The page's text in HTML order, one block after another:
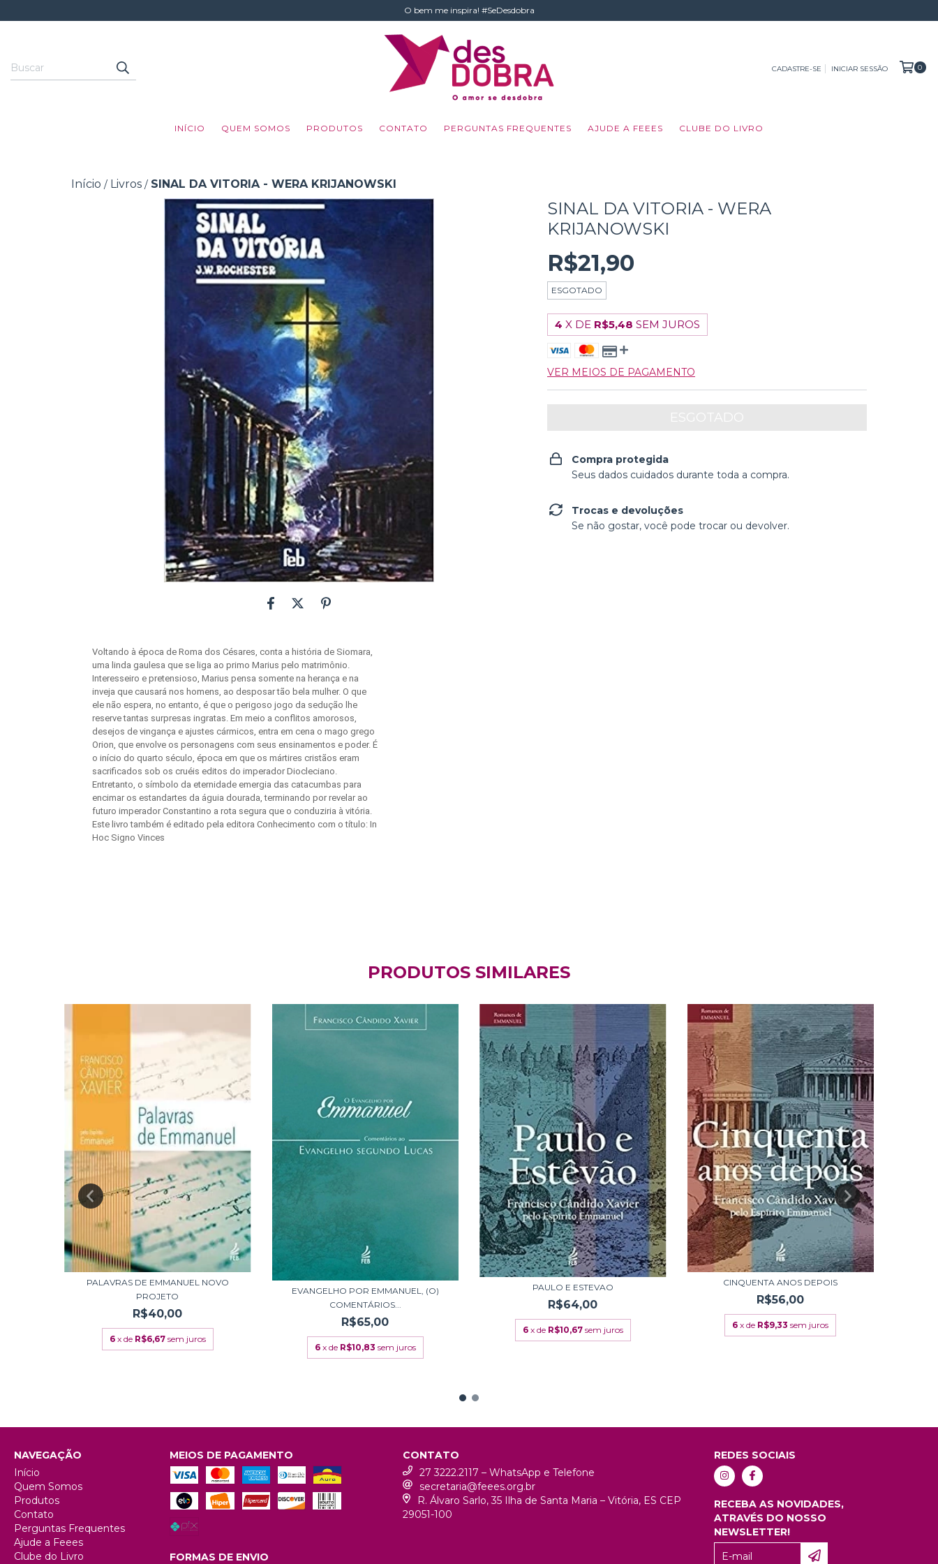
O bem me inspira! #SeDesdobra
CADASTRE-SE INICIAR SESSÃO 0
INÍCIO QUEM SOMOS PRODUTOS CONTATO PERGUNTAS FREQUENTES AJUDE A FEEES CLUBE DO LIVRO
Início / Livros / SINAL DA VITORIA - WERA KRIJANOWSKI
Voltando à época de Roma dos Césares, conta a história de Siomara,
uma linda gaulesa que se liga ao primo Marius pelo matrimônio.
Interesseiro e pretensioso, Marius pensa somente na herança e na
inveja que causará nos homens, ao desposar tão bela mulher. O que
ele não espera, no entanto, é que o perigoso jogo da sedução lhe
reserve tantas surpresas ingratas. Em meio a conflitos amorosos,
desejos de vingança e ajustes cármicos, entra em cena o mago grego
Orion, que envolve os personagens com seus ensinamentos e poder. É
o início do quarto século, época em que os mártires cristãos eram
sacrificados sob os cruéis editos do imperador Diocleciano.
Entretanto, o símbolo da eternidade emergia das catacumbas para
encimar os estandartes da águia dourada, terminando por revelar ao
futuro imperador Constantino a rota segura que o conduziria à vitória.
Este livro também é editado pela editora Conhecimento com o título: In
Hoc Signo Vinces
SINAL DA VITORIA - WERA
KRIJANOWSKI
R$21,90
ESGOTADO
4 X DE R$5,48 SEM JUROS
VER MEIOS DE PAGAMENTO
Compra protegida
Seus dados cuidados durante toda a compra.
Trocas e devoluções
Se não gostar, você pode trocar ou devolver.
PRODUTOS SIMILARES
PALAVRAS DE EMMANUEL NOVO
PROJETO
R$40,00
6 x de R$6,67 sem juros
EVANGELHO POR EMMANUEL, (O)
COMENTÁRIOS...
R$65,00
6 x de R$10,83 sem juros
PAULO E ESTEVAO
R$64,00
6 x de R$10,67 sem juros
CINQUENTA ANOS DEPOIS
R$56,00
6 x de R$9,33 sem juros
NAVEGAÇÃO
Início
Quem Somos
Produtos
Contato
Perguntas Frequentes
Ajude a Feees
Clube do Livro
MEIOS DE PAGAMENTO
FORMAS DE ENVIO
CONTATO
27 3222.2117 – WhatsApp e Telefone
secretaria@feees.org.br
R. Álvaro Sarlo, 35 Ilha de Santa Maria – Vitória, ES CEP
29051-100
REDES SOCIAIS
RECEBA AS NOVIDADES,
ATRAVÉS DO NOSSO
NEWSLETTER!